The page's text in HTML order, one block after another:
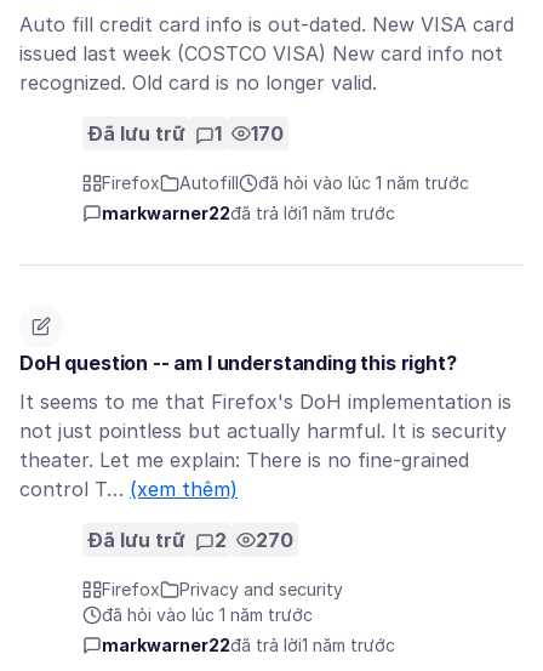
Auto fill credit card info is out-dated. New VISA card
issued last week (COSTCO VISA) New card info not
recognized. Old card is no longer valid.
Đã lưu trữ 1 170
Firefox Autofill
đã hỏi vào lúc 1 năm trước
markwarner22đã trả lời1 năm trước
DoH question -- am I understanding this right?
It seems to me that Firefox's DoH implementation is
not just pointless but actually harmful. It is security
theater. Let me explain: There is no fine-grained
control T… (xem thêm)
Đã lưu trữ 2 270
Firefox
Privacy and security
đã hỏi vào lúc 1 năm trước
markwarner22đã trả lời1 năm trước